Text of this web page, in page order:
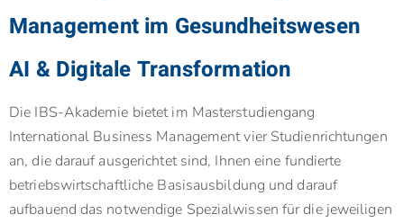
Management im Gesundheitswesen
AI & Digitale Transformation
Die IBS-Akademie bietet im Masterstudiengang
International Business Management vier Studien­richtungen
an, die darauf ausgerichtet sind, Ihnen eine fundierte
betriebswirtschaftliche Basis­ausbildung und darauf
aufbauend das notwendige Spezialwissen für die jeweiligen